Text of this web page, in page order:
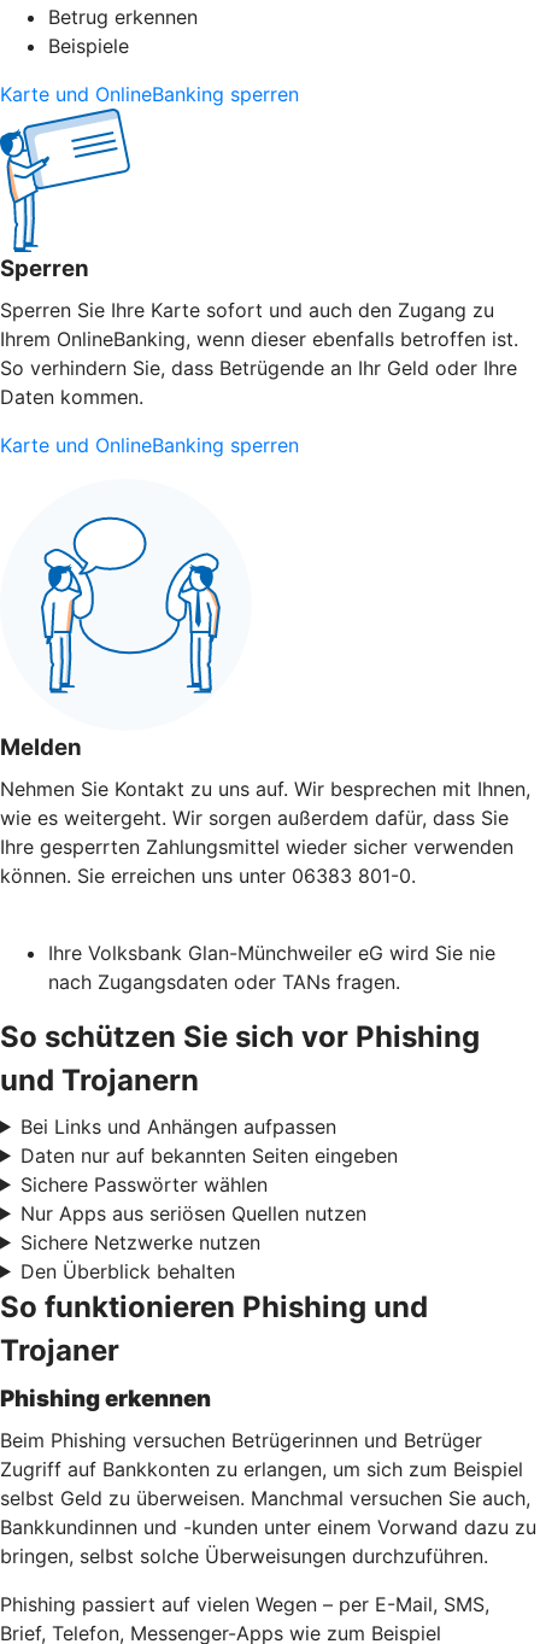
Betrug erkennen
Beispiele
Karte und OnlineBanking sperren
Sperren
Sperren Sie Ihre Karte sofort und auch den Zugang zu
Ihrem OnlineBanking, wenn dieser ebenfalls betroffen ist.
So verhindern Sie, dass Betrügende an Ihr Geld oder Ihre
Daten kommen.
Karte und OnlineBanking sperren
Melden
Nehmen Sie Kontakt zu uns auf. Wir besprechen mit Ihnen,
wie es weitergeht. Wir sorgen außerdem dafür, dass Sie
Ihre gesperrten Zahlungsmittel wieder sicher verwenden
können. Sie erreichen uns unter 06383 801-0.
Ihre Volksbank Glan-Münchweiler eG wird Sie nie
nach Zugangsdaten oder TANs fragen.
So schützen Sie sich vor Phishing
und Trojanern
Bei Links und Anhängen aufpassen
Daten nur auf bekannten Seiten eingeben
Sichere Passwörter wählen
Nur Apps aus seriösen Quellen nutzen
Sichere Netzwerke nutzen
Den Überblick behalten
So funktionieren Phishing und
Trojaner
Phishing erkennen
Beim Phishing versuchen Betrügerinnen und Betrüger
Zugriff auf Bankkonten zu erlangen, um sich zum Beispiel
selbst Geld zu überweisen. Manchmal versuchen Sie auch,
Bankkundinnen und -kunden unter einem Vorwand dazu zu
bringen, selbst solche Überweisungen durchzuführen.
Phishing passiert auf vielen Wegen – per E-Mail, SMS,
Brief, Telefon, Messenger-Apps wie zum Beispiel